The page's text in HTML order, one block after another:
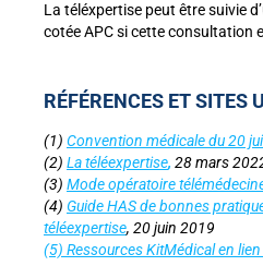
La téléxpertise peut être suivie
cotée APC si cette consultation
RÉFÉRENCES ET SITES
(1) Convention médicale du 20
(2) La téléexpertise, 28 mars
(3) Mode opératoire
(4) Guide HAS de bonnes
téléexpertise, 20 juin 2019
(5) Ressources KitMédical en